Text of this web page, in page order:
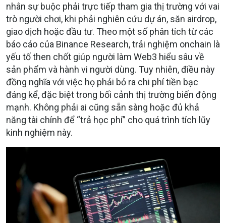
nhân sự buộc phải trực tiếp tham gia thị trường với vai
trò người chơi, khi phải nghiên cứu dự án, săn airdrop,
giao dịch hoặc đầu tư. Theo một số phân tích từ các
báo cáo của Binance Research, trải nghiệm onchain là
yếu tố then chốt giúp người làm Web3 hiểu sâu về
sản phẩm và hành vi người dùng. Tuy nhiên, điều này
đồng nghĩa với việc họ phải bỏ ra chi phí tiền bạc
đáng kể, đặc biệt trong bối cảnh thị trường biến động
mạnh. Không phải ai cũng sẵn sàng hoặc đủ khả
năng tài chính để “trả học phí” cho quá trình tích lũy
kinh nghiệm này.